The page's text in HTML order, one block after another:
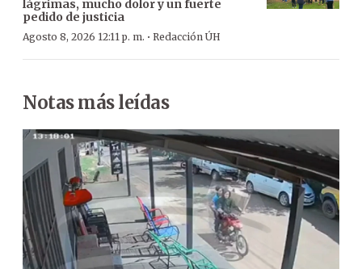
lágrimas, mucho dolor y un fuerte
pedido de justicia
Agosto 8, 2026 12:11 p. m. · Redacción ÚH
Notas más leídas